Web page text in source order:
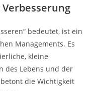
bedeutet, ist ein
Managements. Es
kleine
des Lebens und der
die Wichtigkeit